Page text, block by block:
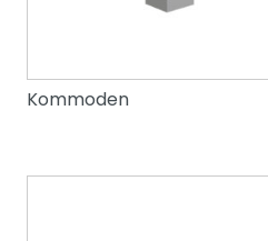
Kommoden